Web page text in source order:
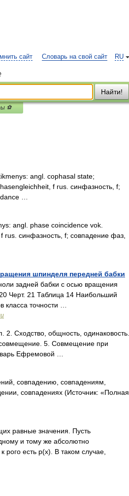
RU
сайт Словарь на свой сайт
Найти!
⚽
angl. cophasal state;
f rus. синфазность, f;
…
angl. phase coincidence vok.
синфазность, f; совпадение фаз,
шпинделя передней бабки
задней бабки с осью вращения
Черт. 21 Таблица 14 Наибольший
точности …
Сходство, общность, одинаковость.
совмещение. 5. Совмещение при
Ефремовой …
совпадению, совпадениям,
совпадениях (Источник: «Полная
равные значения. Пусть
и тому же абсолютно
рого есть р(х). В таком случае,